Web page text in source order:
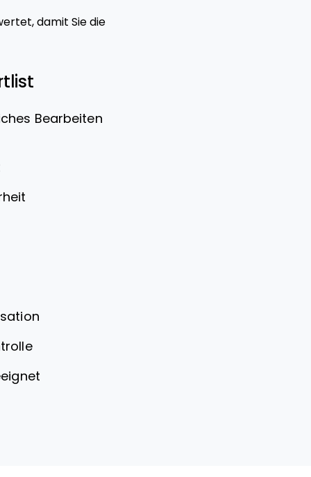
damit Sie die
Bearbeiten